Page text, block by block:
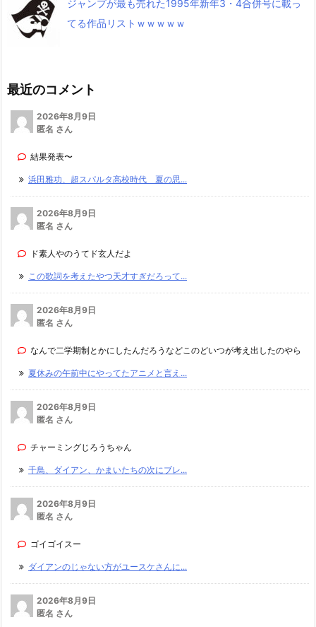
ジャンプが最も売れた1995年新年3・4合併号に載っ
てる作品リストｗｗｗｗｗ
最近のコメント
2026年8月9日
匿名 さん
結果発表〜
浜田雅功、超スパルタ高校時代 夏の思...
2026年8月9日
匿名 さん
ド素人やのうてド玄人だよ
この歌詞を考えたやつ天才すぎだろって...
2026年8月9日
匿名 さん
なんで二学期制とかにしたんだろうなどこのどいつが考え出したのやら
夏休みの午前中にやってたアニメと言え...
2026年8月9日
匿名 さん
チャーミングじろうちゃん
千鳥、ダイアン、かまいたちの次にブレ...
2026年8月9日
匿名 さん
ゴイゴイスー
ダイアンのじゃない方がユースケさんに...
2026年8月9日
匿名 さん